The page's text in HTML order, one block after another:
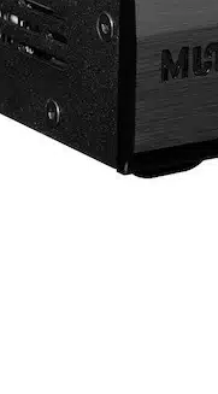
Lautsprecher
Lautsprecher aktiv
Lautsprecher passiv
Netzwerk/Wifi Lautsprecher
Lautsprecherzubehör
Kopfhörer
Kopfhörer geschlossen